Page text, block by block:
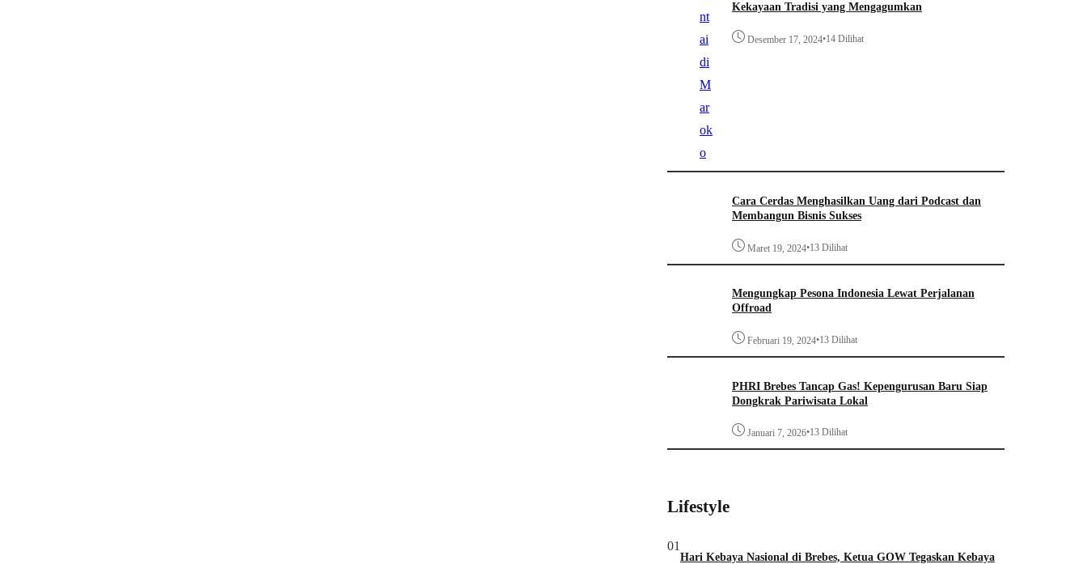
Kekayaan Tradisi yang Mengagumkan
Desember 17, 2024•14 Dilihat
Cara Cerdas Menghasilkan Uang dari Podcast dan
Membangun Bisnis Sukses
Maret 19, 2024•13 Dilihat
Mengungkap Pesona Indonesia Lewat Perjalanan
Offroad
Februari 19, 2024•13 Dilihat
PHRI Brebes Tancap Gas! Kepengurusan Baru Siap
Dongkrak Pariwisata Lokal
Januari 7, 2026•13 Dilihat
Lifestyle
01
Hari Kebaya Nasional di Brebes, Ketua GOW Tegaskan Kebaya